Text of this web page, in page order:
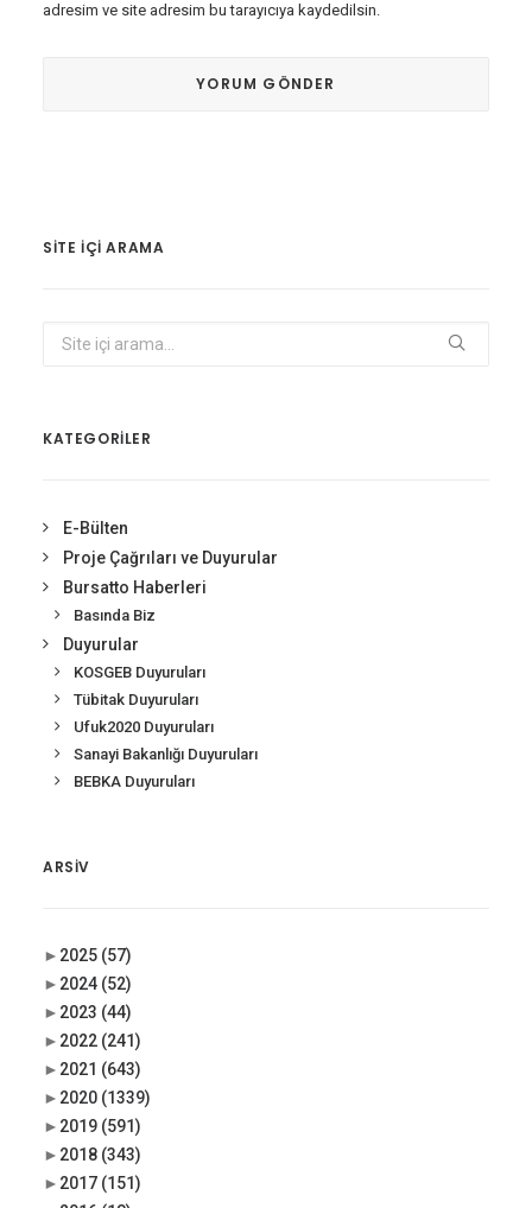
adresim ve site adresim bu tarayıcıya kaydedilsin.
SITE IÇI ARAMA
KATEGORİLER
E-Bülten
Proje Çağrıları ve Duyurular
Bursatto Haberleri
Basında Biz
Duyurular
KOSGEB Duyuruları
Tübitak Duyuruları
Ufuk2020 Duyuruları
Sanayi Bakanlığı Duyuruları
BEBKA Duyuruları
ARSIV
► 2025 (57)
► 2024 (52)
► 2023 (44)
► 2022 (241)
► 2021 (643)
► 2020 (1339)
► 2019 (591)
► 2018 (343)
► 2017 (151)